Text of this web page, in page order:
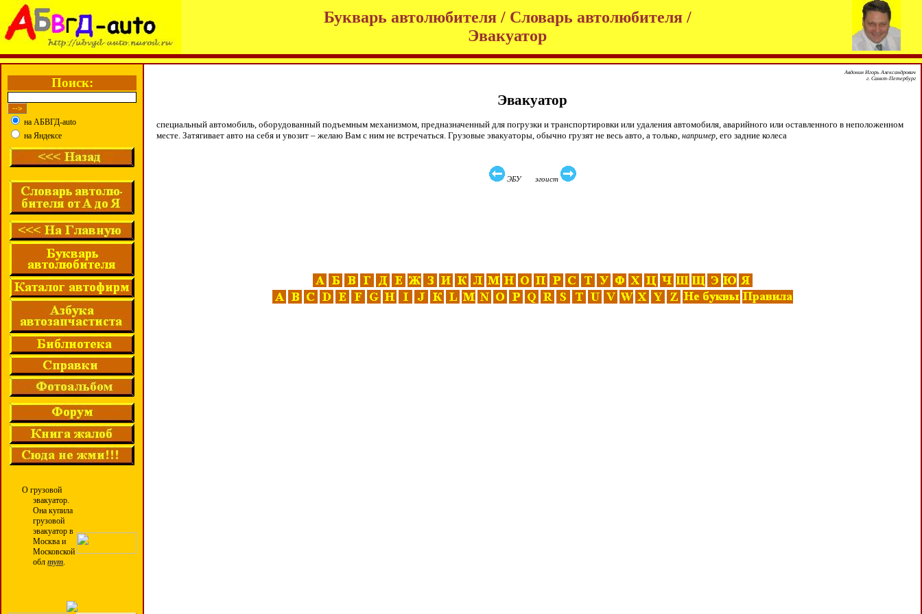
Букварь автолюбителя / Словарь автолюбителя /
Эвакуатор
Поиск:
на АБВГД-auto
на Яндексе
О грузовой
эвакуатор.
Она купила
грузовой
эвакуатор в
Москва и
Московской
облтут.
Авдонин Игорь Александрович
г. Санкт-Петербург
Эвакуатор
специальный автомобиль, оборудованный подъемным механизмом, предназначенный для погрузки и транспортировки или удаления автомобиля, аварийного или оставленного в неположенном
месте. Затягивает авто на себя и увозит – желаю Вам с ним не встречаться. Грузовые эвакуаторы, обычно грузят не весь авто, а только,например, его задние колеса
ЭБУ эгоист